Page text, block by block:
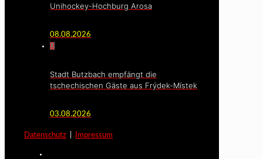
Unihockey-Hochburg Arosa
08.08.2026
0
Stadt Butzbach empfängt die
tschechischen Gäste aus Frýdek-Místek
03.08.2026
Datenschutz Impressum